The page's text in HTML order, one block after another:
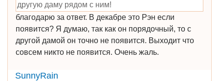
другую даму рядом с ним!
благодарю за ответ. В декабре это Рэн если
появится? Я думаю, так как он порядочный, то с
другой дамой он точно не появится. Выходит что
совсем никто не появится. Очень жаль.
SunnyRain